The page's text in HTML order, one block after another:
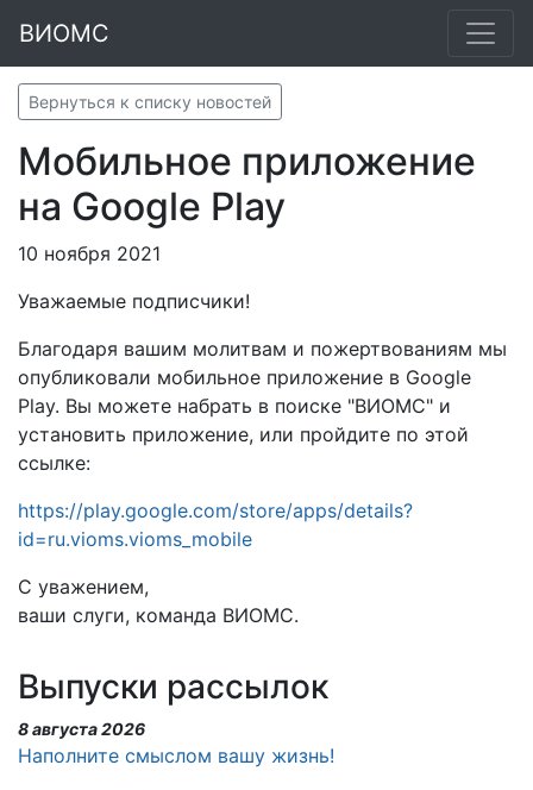
ВИОМС
Выпуски рассылок
8 августа 2026
Наполните смыслом вашу жизнь!
Вернуться к списку новостей
Мобильное приложение
на Google Play
10 ноября 2021
Уважаемые подписчики!
Благодаря вашим молитвам и пожертвованиям мы
опубликовали мобильное приложение в Google
Play. Вы можете набрать в поиске "ВИОМС" и
установить приложение, или пройдите по этой
ссылке:
https://play.google.com/store/apps/details?
id=ru.vioms.vioms_mobile
С уважением,
ваши слуги, команда ВИОМС.